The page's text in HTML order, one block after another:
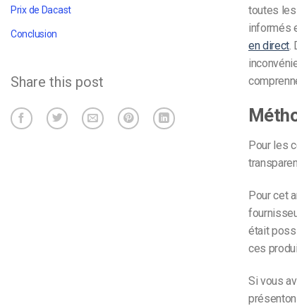
Prix de Dacast
Conclusion
Share this post
toutes les
informés
en direct
Pour les
Pour cet
était
ces
Si vous